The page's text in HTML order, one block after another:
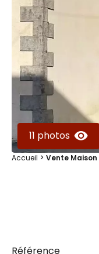
11 photos
Accueil Vente Maison
Référence